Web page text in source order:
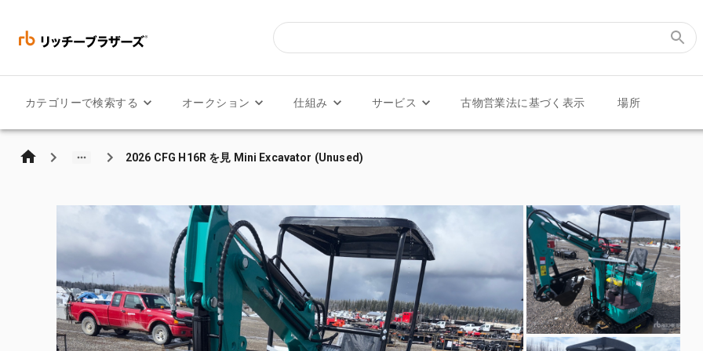
カテゴリーで検索する オークション 仕組み サービス 古物営業法に基づく表示 場所
2026 CFG H16R を見 Mini Excavator (Unused)